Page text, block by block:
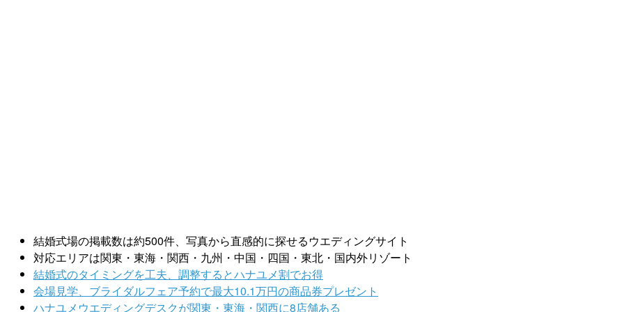
結婚式場の掲載数は約500件、写真から直感的に探せるウエディングサイト
対応エリアは関東・東海・関西・九州・中国・四国・東北・国内外リゾート
結婚式のタイミングを工夫、調整するとハナユメ割でお得
会場見学、ブライダルフェア予約で最大10.1万円の商品券プレゼント
ハナユメウエディングデスクが関東・東海・関西に8店舗ある